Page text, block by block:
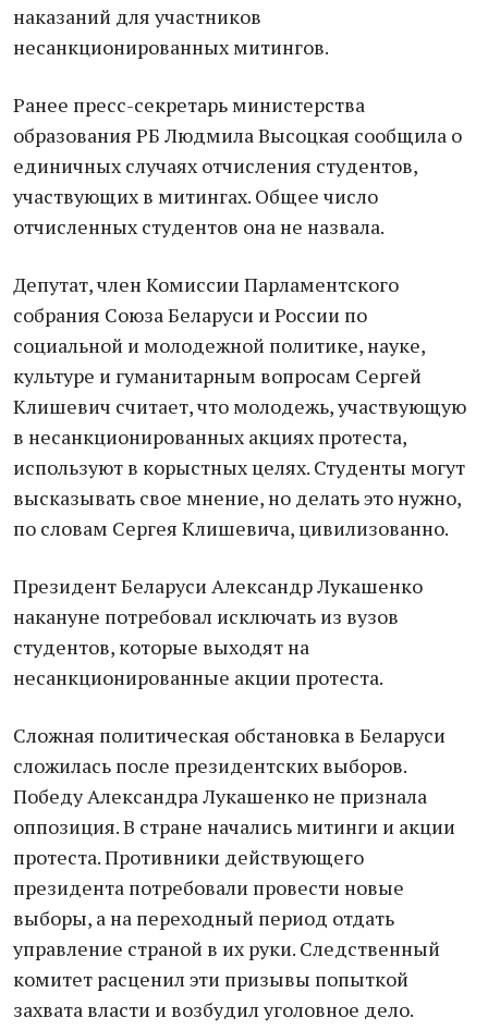
наказаний для участников
несанкционированных митингов.
Ранее пресс-секретарь министерства
образования РБ Людмила Высоцкая сообщила о
единичных случаях отчисления студентов,
участвующих в митингах. Общее число
отчисленных студентов она не назвала.
Депутат, член Комиссии Парламентского
собрания Союза Беларуси и России по
социальной и молодежной политике, науке,
культуре и гуманитарным вопросам Сергей
Клишевич считает, что молодежь, участвующую
в несанкционированных акциях протеста,
используют в корыстных целях. Студенты могут
высказывать свое мнение, но делать это нужно,
по словам Сергея Клишевича, цивилизованно.
Президент Беларуси Александр Лукашенко
накануне потребовал исключать из вузов
студентов, которые выходят на
несанкционированные акции протеста.
Сложная политическая обстановка в Беларуси
сложилась после президентских выборов.
Победу Александра Лукашенко не признала
оппозиция. В стране начались митинги и акции
протеста. Противники действующего
президента потребовали провести новые
выборы, а на переходный период отдать
управление страной в их руки. Следственный
комитет расценил эти призывы попыткой
захвата власти и возбудил уголовное дело.